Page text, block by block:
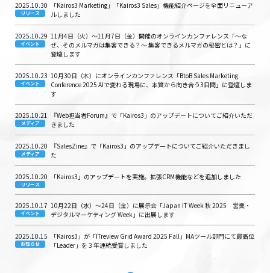
2025.10.30
リリース
「Kairos3 Marketing」「Kairos3 Sales」機能紹介ページを全面リニューア
ルしました
2025.10.29
イベント
11月4日（火）～11月7日（金）開催のオンラインカンファレンス「〜な
ぜ、そのメルマガは集客できる？〜 集客できるメルマガの秘密とは？」に
登壇します
2025.10.23
イベント
10月30日（木）にオンラインカンファレンス「BtoB Sales Marketing
Conference 2025 AIで変わる現場に、本質から向き合う3日間」に登壇しま
す
2025.10.21
メディア
『Web担当者Forum』で「Kairos3」のアップデートについてご紹介いただ
きました
2025.10.20
メディア
『SalesZine』で「Kairos3」のアップデートについてご紹介いただきまし
た
2025.10.20
リリース
「Kairos3」のアップデートを実施。拡張CRM機能などを追加しました
2025.10.17
イベント
10月22日（水）〜24日（金）に展示会「Japan IT Week 秋 2025 営業・
デジタルマーケティング Week」に出展します
2025.10.15
お知らせ
「Kairos3」が「ITreview Grid Award 2025 Fall」MAツール部門にて最高位
「Leader」を３年連続受賞しました